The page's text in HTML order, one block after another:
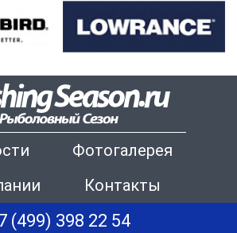
Фотогалерея
Контакты
(499) 398 22 54